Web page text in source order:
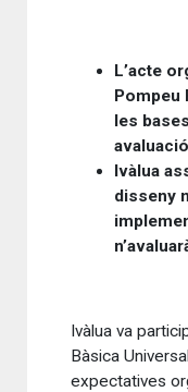
L’acte
Pompeu
les
Ivàlua
disseny
Ivàlua va
Bàsica
expectatives